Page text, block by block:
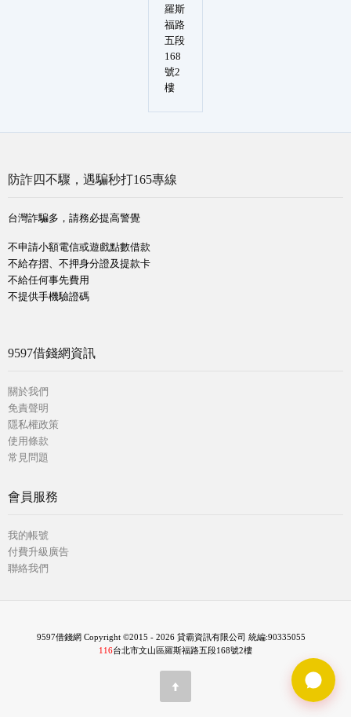
羅斯
福路
五段
168
號2
樓
防詐四不驟，遇騙秒打165專線
台灣詐騙多，請務必提高警覺
不申請小額電信或遊戲點數借款
不給存摺、不押身分證及提款卡
不給任何事先費用
不提供手機驗證碼
9597借錢網資訊
關於我們
免責聲明
隱私權政策
使用條款
常見問題
會員服務
我的帳號
付費升級廣告
聯絡我們
9597借錢網 Copyright ©2015 - 2026 貸霸資訊有限公司 統編:90335055
116台北市文山區羅斯福路五段168號2樓